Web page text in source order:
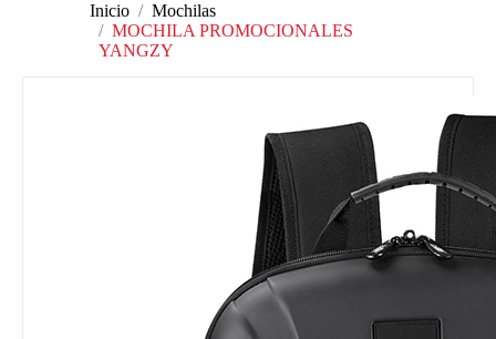
Inicio
Mochilas
MOCHILA PROMOCIONALES
YANGZY